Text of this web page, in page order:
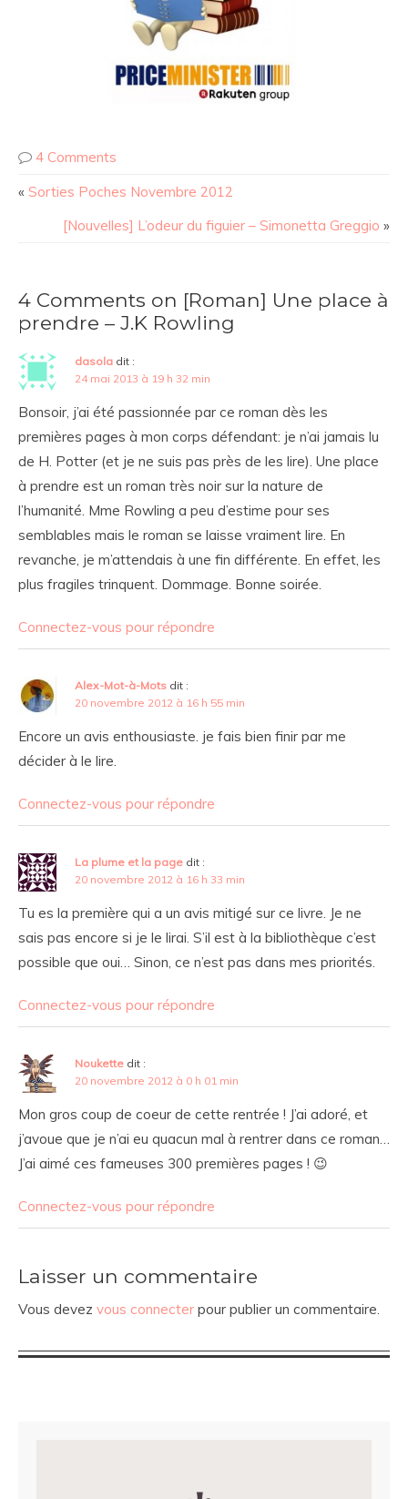
4 Comments
« Sorties Poches Novembre 2012
[Nouvelles] L’odeur du figuier – Simonetta Greggio »
4 Comments on [Roman] Une place à
prendre – J.K Rowling
dasola dit :
24 mai 2013 à 19 h 32 min
Bonsoir, j’ai été passionnée par ce roman dès les
premières pages à mon corps défendant: je n’ai jamais lu
de H. Potter (et je ne suis pas près de les lire). Une place
à prendre est un roman très noir sur la nature de
l’humanité. Mme Rowling a peu d’estime pour ses
semblables mais le roman se laisse vraiment lire. En
revanche, je m’attendais à une fin différente. En effet, les
plus fragiles trinquent. Dommage. Bonne soirée.
Connectez-vous pour répondre
Alex-Mot-à-Mots dit :
20 novembre 2012 à 16 h 55 min
Encore un avis enthousiaste. je fais bien finir par me
décider à le lire.
Connectez-vous pour répondre
La plume et la page dit :
20 novembre 2012 à 16 h 33 min
Tu es la première qui a un avis mitigé sur ce livre. Je ne
sais pas encore si je le lirai. S’il est à la bibliothèque c’est
possible que oui… Sinon, ce n’est pas dans mes priorités.
Connectez-vous pour répondre
Noukette dit :
20 novembre 2012 à 0 h 01 min
Mon gros coup de coeur de cette rentrée ! J’ai adoré, et
j’avoue que je n’ai eu quacun mal à rentrer dans ce roman…
J’ai aimé ces fameuses 300 premières pages ! 😉
Connectez-vous pour répondre
Laisser un commentaire
Vous devez vous connecter pour publier un commentaire.